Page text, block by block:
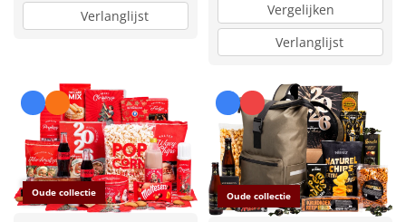
Verlanglijst
Vergelijken
Verlanglijst
Oude collectie Oude collectie